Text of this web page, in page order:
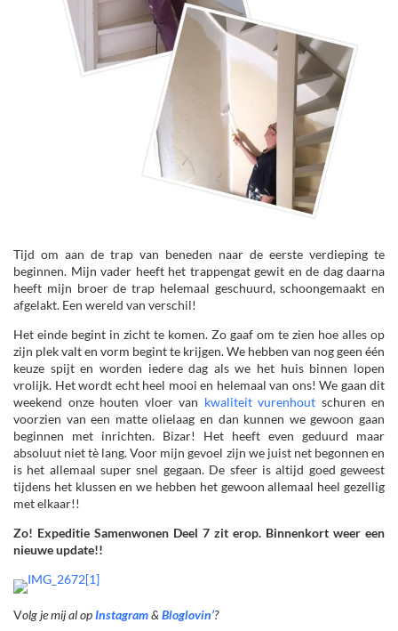
Tijd om aan de trap van beneden naar de eerste verdieping te
beginnen. Mijn vader heeft het trappengat gewit en de dag daarna
heeft mijn broer de trap helemaal geschuurd, schoongemaakt en
afgelakt. Een wereld van verschil!
Het einde begint in zicht te komen. Zo gaaf om te zien hoe alles op
zijn plek valt en vorm begint te krijgen. We hebben van nog geen één
keuze spijt en worden iedere dag als we het huis binnen lopen
vrolijk. Het wordt echt heel mooi en helemaal van ons! We gaan dit
weekend onze houten vloer van kwaliteit vurenhout schuren en
voorzien van een matte olielaag en dan kunnen we gewoon gaan
beginnen met inrichten. Bizar! Het heeft even geduurd maar
absoluut niet tè lang. Voor mijn gevoel zijn we juist net begonnen en
is het allemaal super snel gegaan. De sfeer is altijd goed geweest
tijdens het klussen en we hebben het gewoon allemaal heel gezellig
met elkaar!!
Zo! Expeditie Samenwonen Deel 7 zit erop. Binnenkort weer een
nieuwe update!!
Volg je mij al opInstagram& Bloglovin’?